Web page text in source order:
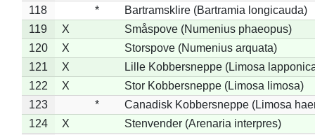
118
*
Bartramsklire (Bartramia longicauda)
119
X
Småspove (Numenius phaeopus)
120
X
Storspove (Numenius arquata)
121
X
Lille Kobbersneppe (Limosa
122
X
Stor Kobbersneppe (Limosa limosa)
123
*
Canadisk Kobbersneppe (Limosa
124
X
Stenvender (Arenaria interpres)